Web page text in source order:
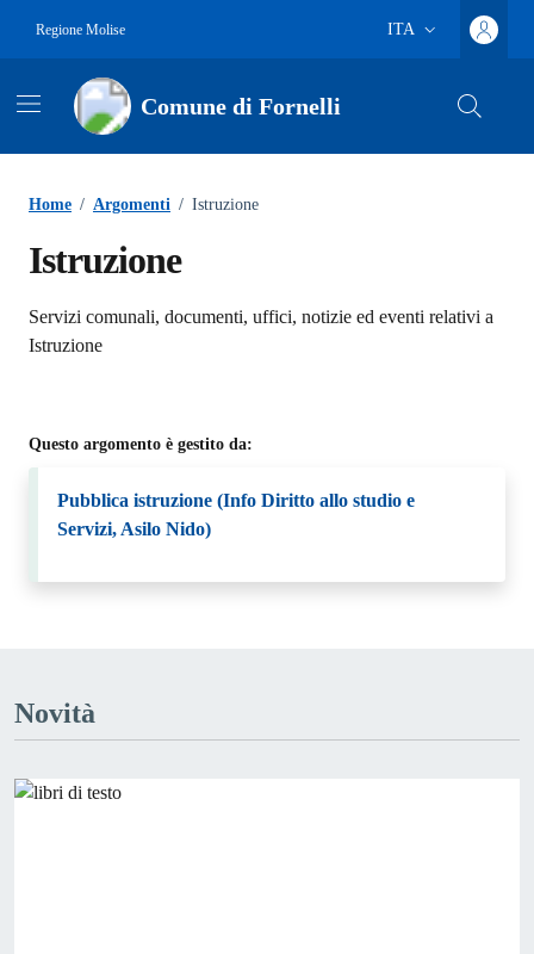
Regione Molise
Lingua attiva:
ITA
Comune di Fornelli
Home / Argomenti / Istruzione
Istruzione
Dettagli dell'argomento
Servizi comunali, documenti, uffici, notizie ed eventi relativi a
Istruzione
Questo argomento è gestito da:
Pubblica istruzione (Info Diritto allo studio e
Servizi, Asilo Nido)
Novità